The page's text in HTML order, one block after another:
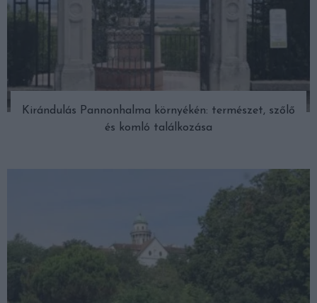
Kirándulás Pannonhalma környékén: természet, szőlő
és komló találkozása